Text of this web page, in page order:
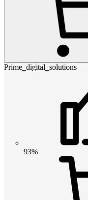
Prime_digital_solutions
93%